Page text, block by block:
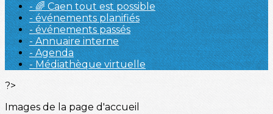
- 🌈 Caen tout est possible
- événements planifiés
- événements passés
- Annuaire interne
- Agenda
- Médiathèque virtuelle
?>
Images de la page d'accueil